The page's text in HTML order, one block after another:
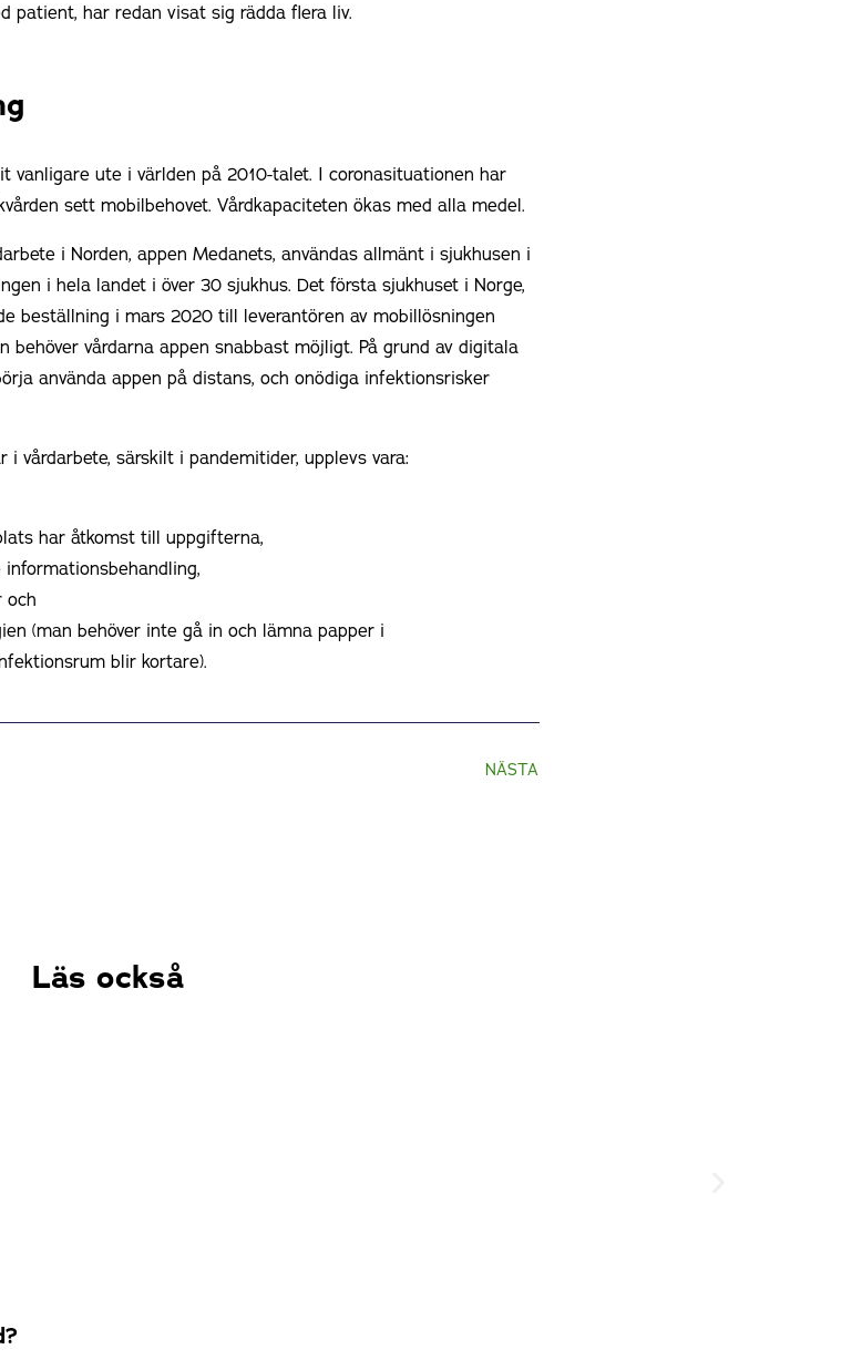
patient, har redan visat sig rädda flera liv.
vanligare ute i världen på 2010-talet. I coronasituationen har
sett mobilbehovet. Vårdkapaciteten ökas med alla medel.
i Norden, appen Medanets, användas allmänt i sjukhusen i
i hela landet i över 30 sjukhus. Det första sjukhuset i Norge,
beställning i mars 2020 till leverantören av mobillösningen
behöver vårdarna appen snabbast möjligt. På grund av digitala
använda appen på distans, och onödiga infektionsrisker
vårdarbete, särskilt i pandemitider, upplevs vara:
har åtkomst till uppgifterna,
och
(man behöver inte gå in och lämna papper i
blir kortare).
NÄSTA
Läs också